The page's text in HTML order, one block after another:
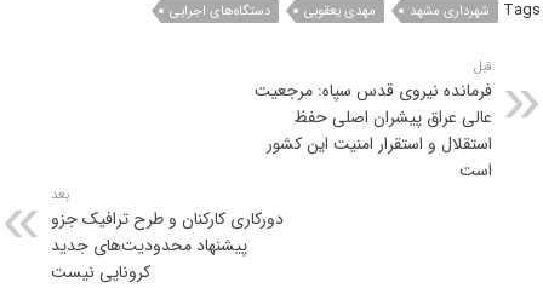
Tags شهرداری مشهد مهدی یعقوبی دستگاه‌های اجرایی
قبل
فرمانده نیروی قدس سپاه: مرجعیت
عالی عراق پیشران اصلی حفظ
استقلال و استقرار امنیت این کشور
است
بعد
دورکاری کارکنان و طرح ترافیک جزو
پیشنهاد محدودیت‌های جدید
کرونایی نیست